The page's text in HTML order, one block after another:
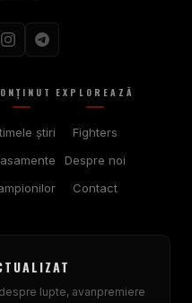
ştiri
EXPLOREAZĂ
Fighters
Despre noi
Contact
lupte, avanpremiere